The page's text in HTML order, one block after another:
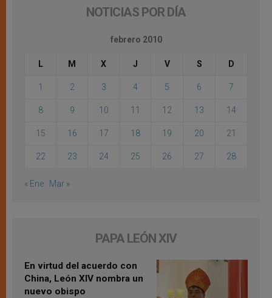
NOTICIAS POR DÍA
febrero 2010
L M X J V S D
1 2 3 4 5 6 7
8 9 10 11 12 13 14
15 16 17 18 19 20 21
22 23 24 25 26 27 28
« Ene Mar »
PAPA LEÓN XIV
En virtud del acuerdo con
China, León XIV nombra un
nuevo obispo